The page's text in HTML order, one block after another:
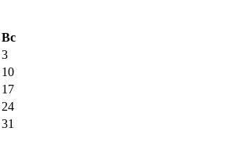
Вс
3
10
17
24
31